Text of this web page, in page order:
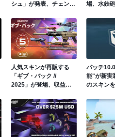
シュ」が発表、チェンソ
場、水鉄
いスキン
人気スキンが再販する
「ギブ・バック //
2025」が登場、収益の
パッチ
能"が新実
のスキン
送付条件